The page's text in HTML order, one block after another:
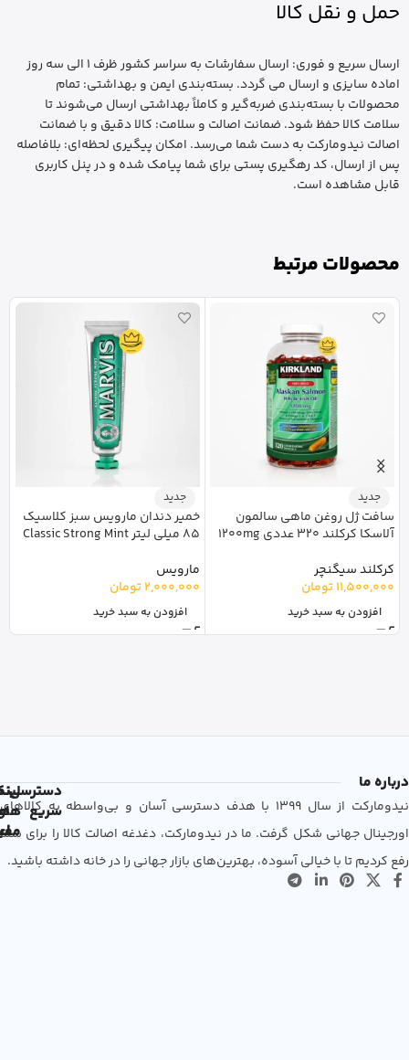
حمل و نقل کالا
ارسال سریع و فوری: ارسال سفارشات به سراسر کشور ظرف 1 الی سه روز
اماده سایزی و ارسال می گردد. بسته‌بندی ایمن و بهداشتی: تمام
محصولات با بسته‌بندی ضربه‌گیر و کاملاً بهداشتی ارسال می‌شوند تا
سلامت کالا حفظ شود. ضمانت اصالت و سلامت: کالا دقیق و با ضمانت
اصالت نیدومارکت به دست شما می‌رسد. امکان پیگیری لحظه‌ای: بلافاصله
پس از ارسال، کد رهگیری پستی برای شما پیامک شده و در پنل کاربری
قابل مشاهده است.
محصولات مرتبط
جدید
سافت ژل روغن ماهی سالمون
آلاسکا کرکلند 320 عددی 1200mg
کرکلند سیگنچر
11,500,000تومان
افزودن به سبد خرید
جدید
خمیر دندان مارویس سبز کلاسیک
85 میلی لیتر Classic Strong Mint
مارویس
2,000,000تومان
افزودن به سبد خرید
درباره ما
نیدومارکت از سال 1399 با هدف دسترسی آسان و بی‌واسطه به کالاهای
اورجینال جهانی شکل گرفت. ما در نیدومارکت، دغدغه اصالت کالا را برای شما
رفع کردیم تا با خیالی آسوده، بهترین‌های بازار جهانی را در خانه داشته باشید.
دسترسی
سریع